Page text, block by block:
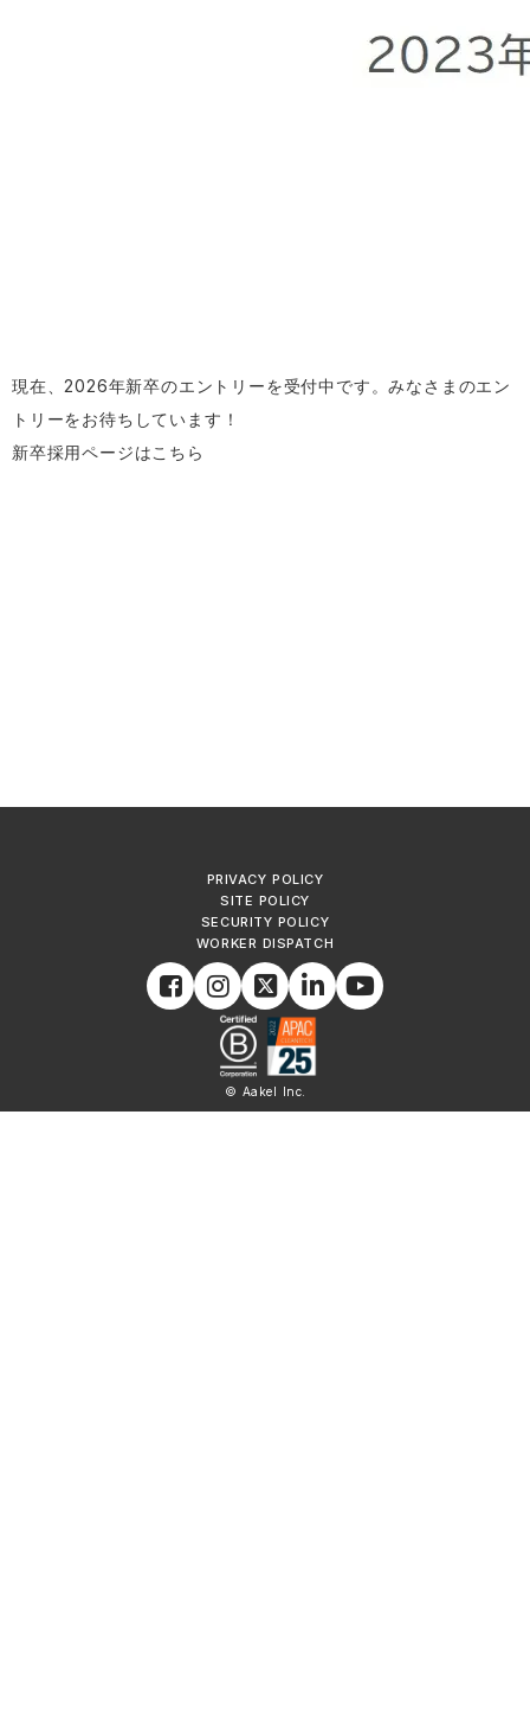
現在、2026年新卒のエントリーを受付中です。みなさまのエン
トリーをお待ちしています！
新卒採用ページはこちら
PRIVACY POLICY
SITE POLICY
SECURITY POLICY
WORKER DISPATCH
© Aakel Inc.